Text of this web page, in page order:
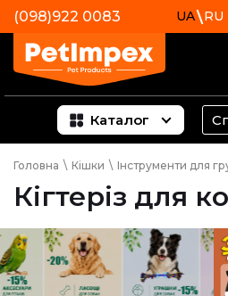
(098)922 0083 UA RU
Каталог
Головна \ Кішки \ Інструменти для
Кігтеріз для